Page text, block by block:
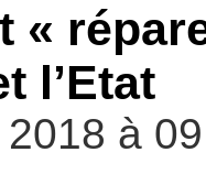
«
l’Etat
à